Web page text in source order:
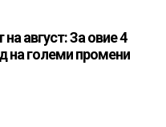
август: За овие 4
на големи промени